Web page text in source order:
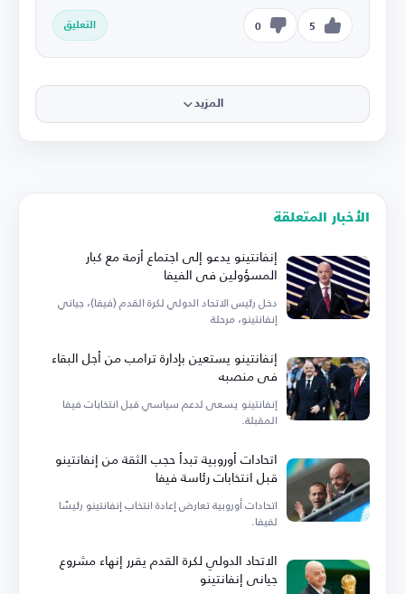
5
0 التعليق
المزيد
الأخبار المتعلقة
إنفانتينو يدعو إلى اجتماع أزمة مع كبار
المسؤولين في الفيفا
دخل رئيس الاتحاد الدولي لكرة القدم (فيفا)، جياني
إنفانتينو، مرحلة
إنفانتينو يستعين بإدارة ترامب من أجل البقاء
في منصبه
إنفانتينو يسعى لدعم سياسي قبل انتخابات فيفا
المقبلة.
اتحادات أوروبية تبدأ حجب الثقة من إنفانتينو
قبل انتخابات رئاسة فيفا
اتحادات أوروبية تعارض إعادة انتخاب إنفانتينو رئيسًا
لفيفا.
الاتحاد الدولي لكرة القدم يقرر إنهاء مشروع
جياني إنفانتينو